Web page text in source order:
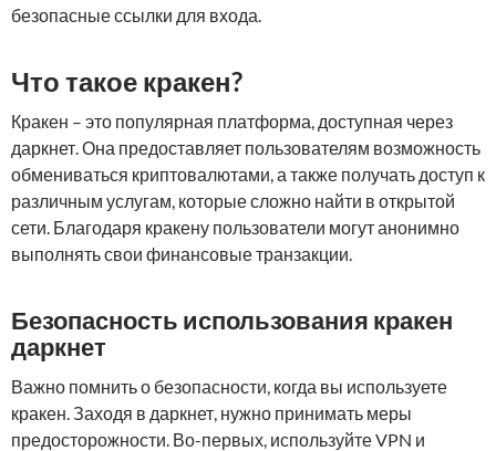
безопасные ссылки для входа.
Что такое кракен?
Кракен – это популярная платформа, доступная через
даркнет. Она предоставляет пользователям возможность
обмениваться криптовалютами, а также получать доступ к
различным услугам, которые сложно найти в открытой
сети. Благодаря кракену пользователи могут анонимно
выполнять свои финансовые транзакции.
Безопасность использования кракен
даркнет
Важно помнить о безопасности, когда вы используете
кракен. Заходя в даркнет, нужно принимать меры
предосторожности. Во-первых, используйте VPN и